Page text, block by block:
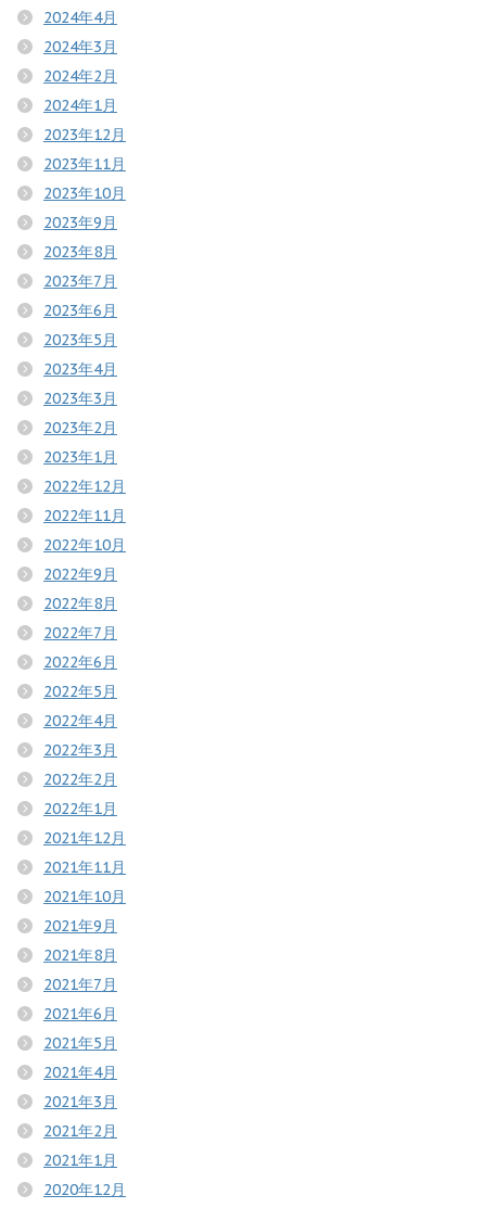
2024年4月
2024年3月
2024年2月
2024年1月
2023年12月
2023年11月
2023年10月
2023年9月
2023年8月
2023年7月
2023年6月
2023年5月
2023年4月
2023年3月
2023年2月
2023年1月
2022年12月
2022年11月
2022年10月
2022年9月
2022年8月
2022年7月
2022年6月
2022年5月
2022年4月
2022年3月
2022年2月
2022年1月
2021年12月
2021年11月
2021年10月
2021年9月
2021年8月
2021年7月
2021年6月
2021年5月
2021年4月
2021年3月
2021年2月
2021年1月
2020年12月